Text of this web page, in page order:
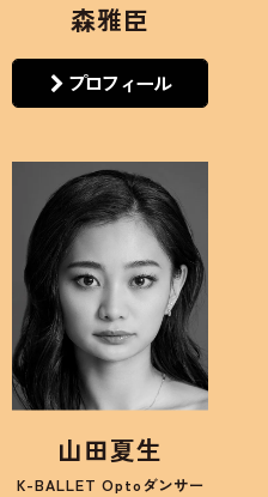
森雅臣
プロフィール
山田夏生
K-BALLET Optoダンサー